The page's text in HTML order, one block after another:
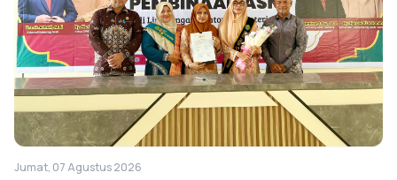
Jumat, 07 Agustus 2026